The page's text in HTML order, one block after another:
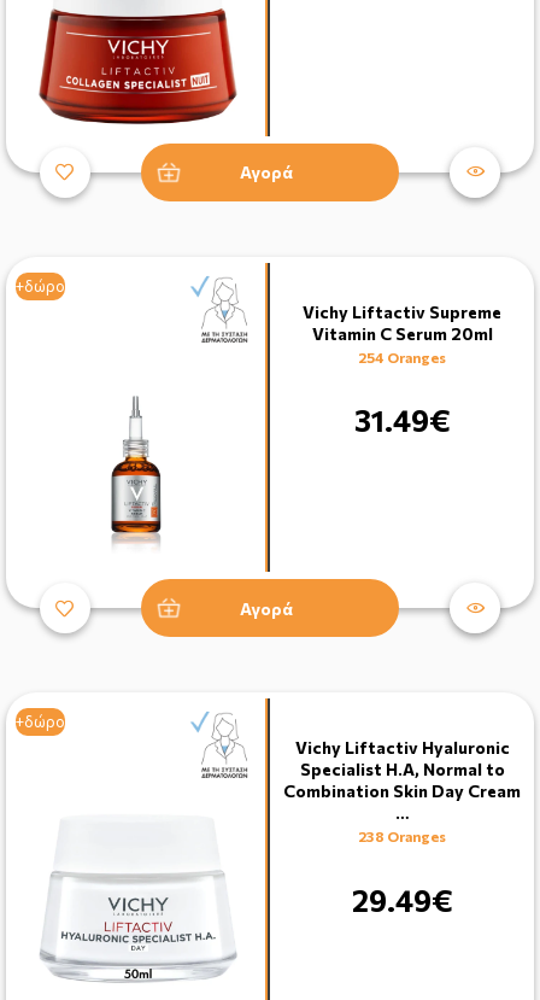
Αγορά
+δώρο
Vichy Liftactiv Supreme
Vitamin C Serum 20ml
254 Oranges
31.49€
Αγορά
+δώρο
Vichy Liftactiv Hyaluronic
Specialist H.A, Normal to
Combination Skin Day Cream
…
238 Oranges
29.49€